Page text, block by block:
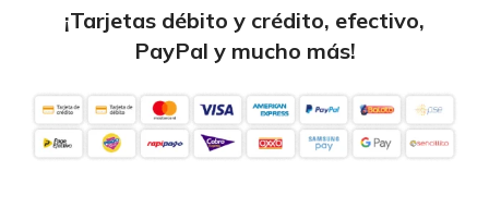
¡Tarjetas débito y crédito, efectivo,
PayPal y mucho más!